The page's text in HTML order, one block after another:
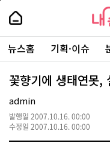
본
로
가
내
손
안
에
서
울
-
서
울
시
대
표
소
내
손
에
울
주
요
서
뉴스홈 기획·이슈
꽃향기에 생태연못,
admin
발행일 2007.10.16. 00:00
수정일 2007.10.16. 00:00
페
상
단
로